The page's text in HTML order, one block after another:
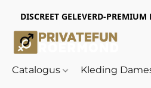
DISCREET GELEVERD-
Catalogus Kleding